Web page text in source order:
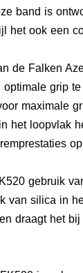
band is
het ook een
de Falken
grip
maximale
het loopvlak
gebruik
van silica in
draagt het